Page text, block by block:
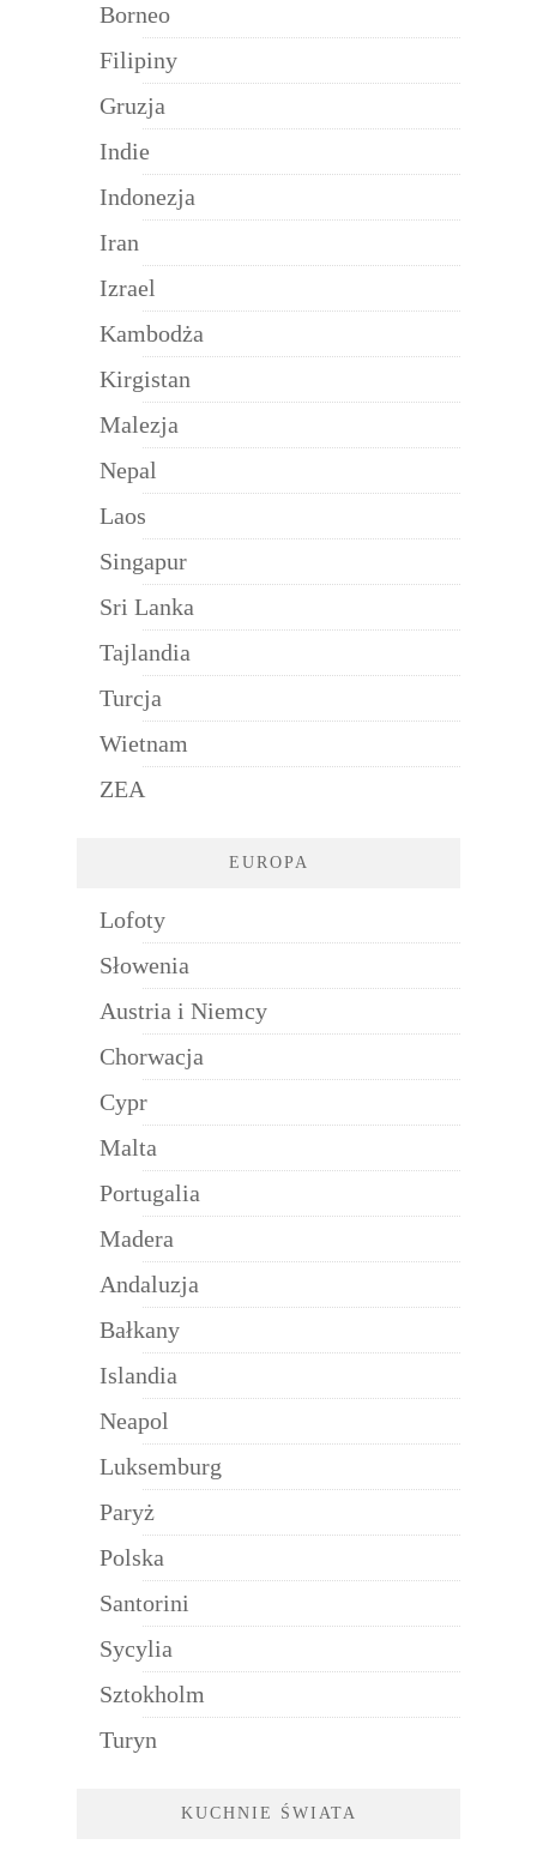
Borneo
Filipiny
Gruzja
Indie
Indonezja
Iran
Izrael
Kambodża
Kirgistan
Malezja
Nepal
Laos
Singapur
Sri Lanka
Tajlandia
Turcja
Wietnam
ZEA
EUROPA
Lofoty
Słowenia
Austria i Niemcy
Chorwacja
Cypr
Malta
Portugalia
Madera
Andaluzja
Bałkany
Islandia
Neapol
Luksemburg
Paryż
Polska
Santorini
Sycylia
Sztokholm
Turyn
KUCHNIE ŚWIATA